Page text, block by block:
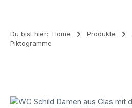
Du bist hier: Home Produkte
Piktogramme
Bildergalerie überspringen